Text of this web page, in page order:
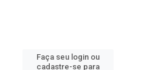
Faça seu login ou
cadastre-se para